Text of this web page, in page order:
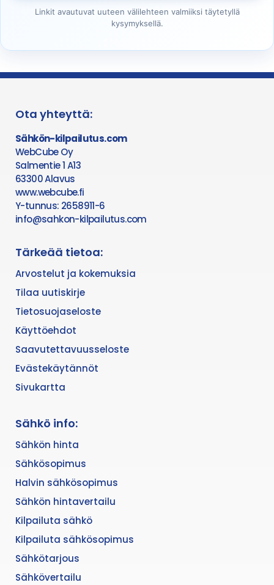
Linkit avautuvat uuteen välilehteen valmiiksi täytetyllä
kysymyksellä.
Ota yhteyttä:
Sähkön-kilpailutus.com
WebCube Oy
Salmentie 1 A13
63300 Alavus
www.webcube.fi
Y-tunnus: 2658911-6
info@sahkon-kilpailutus.com
Tärkeää tietoa:
Arvostelut ja kokemuksia
Tilaa uutiskirje
Tietosuojaseloste
Käyttöehdot
Saavutettavuusseloste
Evästekäytännöt
Sivukartta
Sähkö info:
Sähkön hinta
Sähkösopimus
Halvin sähkösopimus
Sähkön hintavertailu
Kilpailuta sähkö
Kilpailuta sähkösopimus
Sähkötarjous
Sähkövertailu